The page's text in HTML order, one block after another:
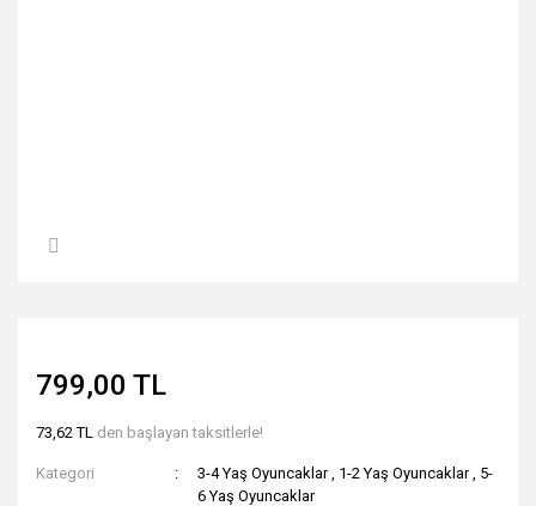
799,00 TL
73,62 TL den başlayan taksitlerle!
Kategori 3-4 Yaş Oyuncaklar , 1-2 Yaş Oyuncaklar , 5-
6 Yaş Oyuncaklar